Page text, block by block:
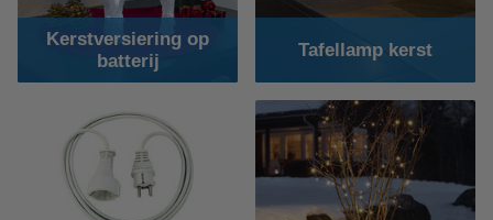
Kerstversiering op
batterij
Tafellamp kerst